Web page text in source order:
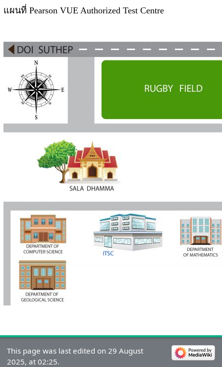
แผนที่ Pearson VUE Authorized Test Centre
This page was last edited on 29 August
2025, at 02:25.